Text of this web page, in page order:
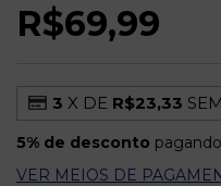
R$69,99
3 X DE R$23,33
5% de desconto
VER MEIOS DE